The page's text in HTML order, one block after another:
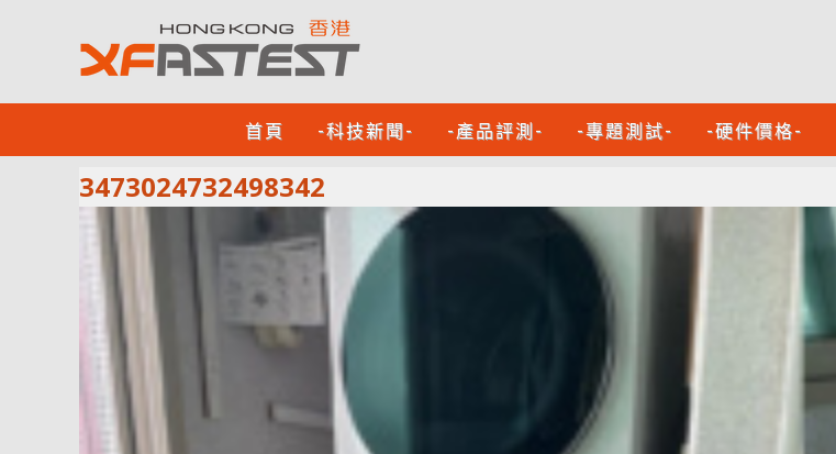
首頁 -科技新聞- -產品評測- -專題測試- -硬件價格-
3473024732498342